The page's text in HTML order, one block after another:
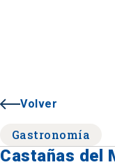
Volver
Gastronomía
Castañas del